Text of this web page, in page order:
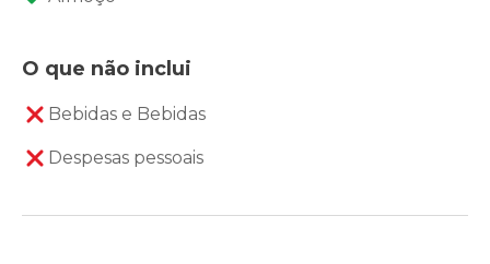
O que não inclui
Bebidas e Bebidas
Despesas pessoais